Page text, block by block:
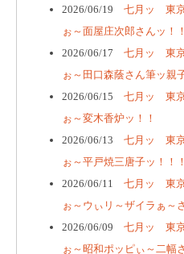
2026/06/19 七月ッ 東京
ぉ～面屋庄次郎さんッ！！
2026/06/17 七月ッ 東京
ぉ～田口森蔭さん筆ッ親
2026/06/15 七月ッ 東京
ぉ～変木香炉ッ！！
2026/06/13 七月ッ 東京
ぉ～平戸焼三唐子ッ！！！
2026/06/11 七月ッ 東京
ぉ～ウぃリ～ザイラぁ～
2026/06/09 七月ッ 東京
ぉ～昭和ポッピぃ～二幅